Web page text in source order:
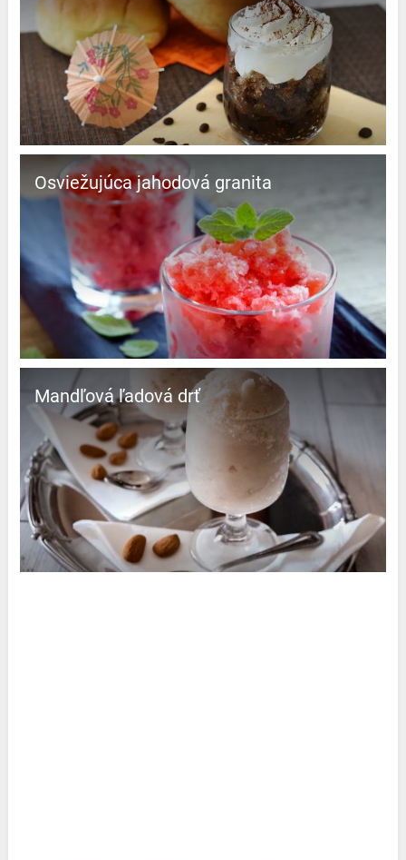
Osviežujúca jahodová granita
Mandľová ľadová drť